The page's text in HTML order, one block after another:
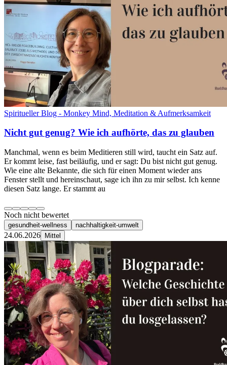
Spiritueller Blog - Monkey Mind, Meditation & Aufmerksamkeit
Nicht gut genug? Wie ich aufhörte, das zu glauben
Manchmal, wenn es beim Meditieren still wird, taucht ein Satz auf.
Er kommt leise, fast beiläufig, und er sagt: Du bist nicht gut genug.
Wie eine alte Bekannte, die sich für einen Moment wieder ans
Fenster stellt und hereinschaut, sage ich ihn zu mir selbst. Ich kenne
diesen Satz lange. Er stammt au
Noch nicht bewertet
gesundheit-wellness nachhaltigkeit-umwelt
24.06.2026 Mittel